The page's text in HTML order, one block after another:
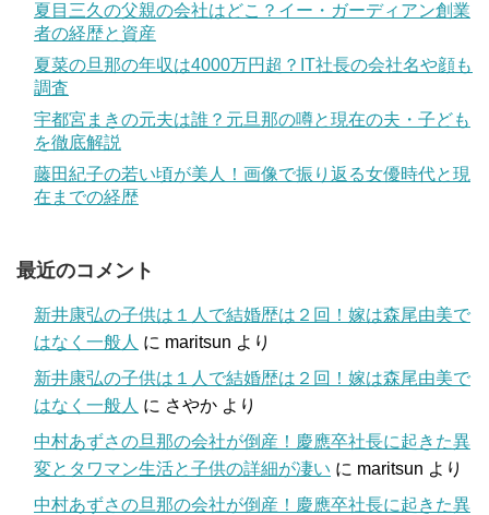
夏目三久の父親の会社はどこ？イー・ガーディアン創業
者の経歴と資産
夏菜の旦那の年収は4000万円超？IT社長の会社名や顔も
調査
宇都宮まきの元夫は誰？元旦那の噂と現在の夫・子ども
を徹底解説
藤田紀子の若い頃が美人！画像で振り返る女優時代と現
在までの経歴
最近のコメント
新井康弘の子供は１人で結婚歴は２回！嫁は森尾由美で
はなく一般人 に maritsun より
新井康弘の子供は１人で結婚歴は２回！嫁は森尾由美で
はなく一般人 に さやか より
中村あずさの旦那の会社が倒産！慶應卒社長に起きた異
変とタワマン生活と子供の詳細が凄い に maritsun より
中村あずさの旦那の会社が倒産！慶應卒社長に起きた異